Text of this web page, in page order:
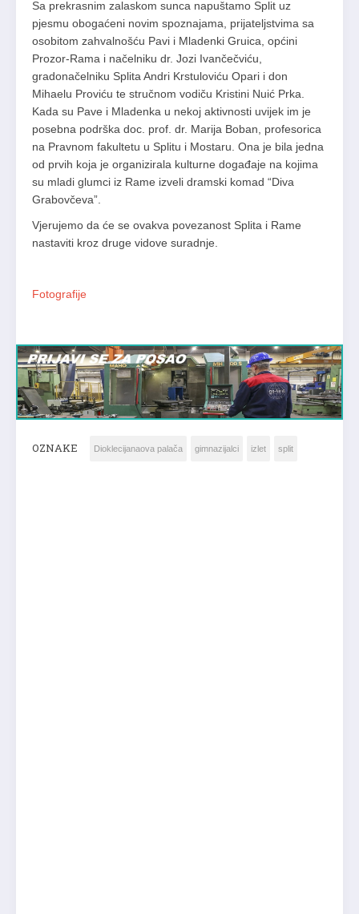
Sa prekrasnim zalaskom sunca napuštamo Split uz
pjesmu obogaćeni novim spoznajama, prijateljstvima sa
osobitom zahvalnošću Pavi i Mladenki Gruica, općini
Prozor-Rama i načelniku dr. Jozi Ivančečviću,
gradonačelniku Splita Andri Krstuloviću Opari i don
Mihaelu Proviću te stručnom vodiču Kristini Nuić Prka.
Kada su Pave i Mladenka u nekoj aktivnosti uvijek im je
posebna podrška doc. prof. dr. Marija Boban, profesorica
na Pravnom fakultetu u Splitu i Mostaru. Ona je bila jedna
od prvih koja je organizirala kulturne događaje na kojima
su mladi glumci iz Rame izveli dramski komad “Diva
Grabovčeva”.
Vjerujemo da će se ovakva povezanost Splita i Rame
nastaviti kroz druge vidove suradnje.
Fotografije
OZNAKE Dioklecijanaova palača gimnazijalci izlet split